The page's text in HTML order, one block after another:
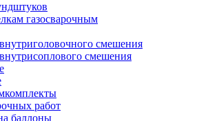
газосварочным
смешения
смешения
работ
баллоны